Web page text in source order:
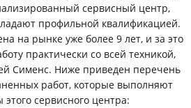
сервисный центр,
профильной квалификацией.
на рынке уже более 9 лет, и за это
практически со всей техникой,
Сименс. Ниже приведен перечень
работ, которые выполняют
этого сервисного центра: